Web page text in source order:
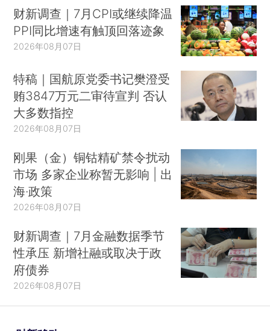
财新调查｜7月CPI或继续降温
PPI同比增速有触顶回落迹象
2026年08月07日
特稿｜国航原党委书记樊澄受
贿3847万元二审待宣判 否认
大多数指控
2026年08月07日
刚果（金）铜钴精矿禁令扰动
市场 多家企业称暂无影响 | 出
海·政策
2026年08月07日
财新调查｜7月金融数据季节
性承压 新增社融或取决于政
府债券
2026年08月07日